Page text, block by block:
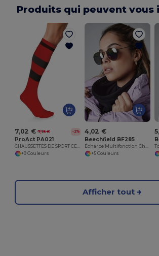
Produits qui peuvent vous
7,02 € 7,15 € -2%
ProAct PA021
+9 Couleurs
4,02 €
Beechfield BF285
+5 Couleurs
Afficher tout